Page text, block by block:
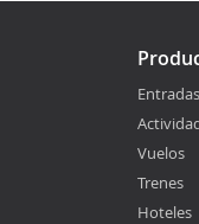
Entradas
Vuelos
Trenes
Hoteles